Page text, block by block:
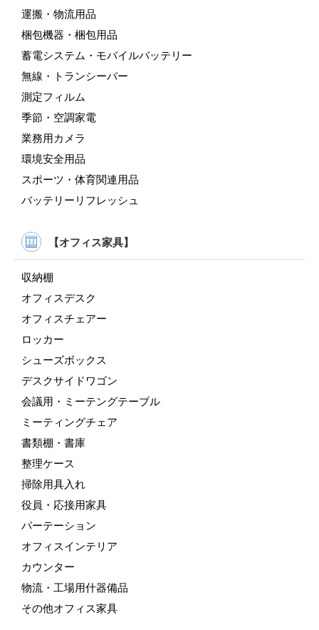
運搬・物流用品
梱包機器・梱包用品
蓄電システム・モバイルバッテリー
無線・トランシーバー
測定フィルム
季節・空調家電
業務用カメラ
環境安全用品
スポーツ・体育関連用品
バッテリーリフレッシュ
【オフィス家具】
収納棚
オフィスデスク
オフィスチェアー
ロッカー
シューズボックス
デスクサイドワゴン
会議用・ミーテングテーブル
ミーティングチェア
書類棚・書庫
整理ケース
掃除用具入れ
役員・応接用家具
パーテーション
オフィスインテリア
カウンター
物流・工場用什器備品
その他オフィス家具